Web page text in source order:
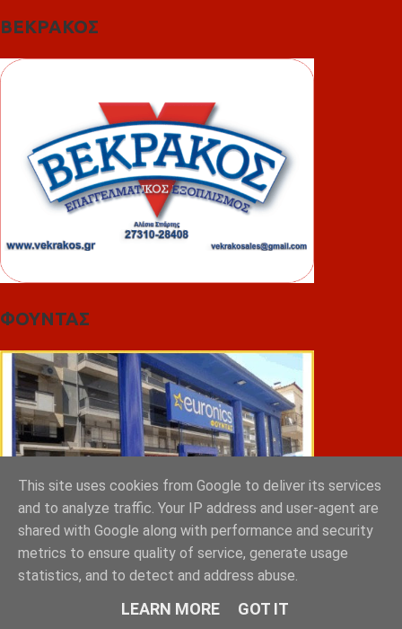
ΒΕΚΡΑΚΟΣ
ΦΟΥΝΤΑΣ
ΣΠΥΡΑΚΗΣ ΠΑΝΑΓΙΩΤΗΣ & YIOI ΣΠΑΡΤΗ
This site uses cookies from Google to deliver its services
and to analyze traffic. Your IP address and user-agent are
shared with Google along with performance and security
metrics to ensure quality of service, generate usage
statistics, and to detect and address abuse.
LEARN MORE GOT IT